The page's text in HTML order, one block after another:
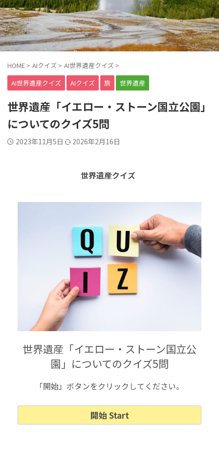
HOME > AIクイズ > AI世界遺産クイズ >
AI世界遺産クイズ
AIクイズ 旅 世界遺産
世界遺産「イエロー・ストーン国立公園」
についてのクイズ5問
2023年11月5日 2026年2月16日
世界遺産クイズ
世界遺産「イエロー・ストーン国立公
園」についてのクイズ5問
「開始」ボタンをクリックしてください。